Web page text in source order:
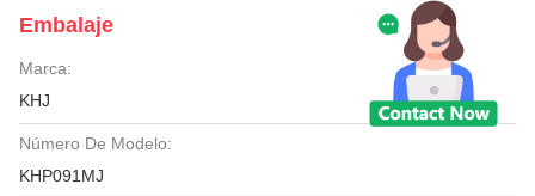
Embalaje
Marca:
KHJ
Número De Modelo:
KHP091MJ